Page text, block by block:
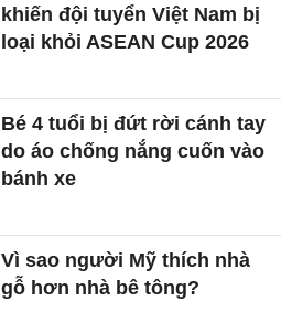
khiến đội tuyển Việt Nam bị
loại khỏi ASEAN Cup 2026
Bé 4 tuổi bị đứt rời cánh tay
do áo chống nắng cuốn vào
bánh xe
Vì sao người Mỹ thích nhà
gỗ hơn nhà bê tông?